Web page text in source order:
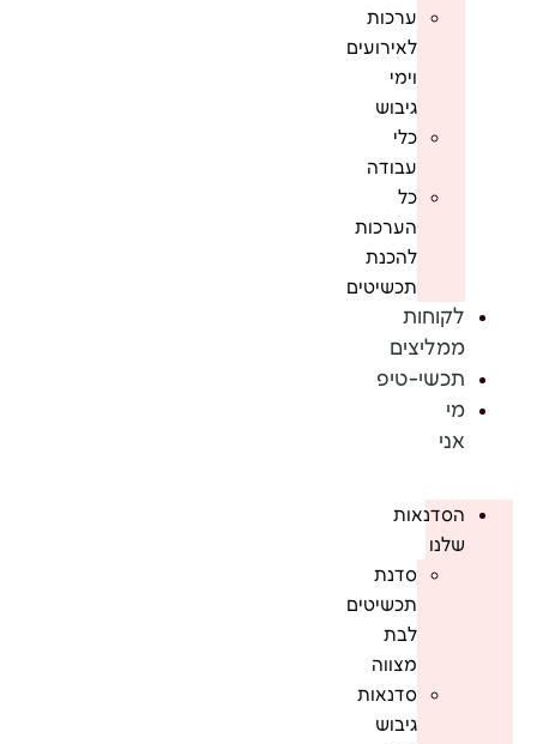
ערכות
לאירועים
וימי
גיבוש
כלי
עבודה
כל
הערכות
להכנת
תכשיטים
לקוחות
ממליצים
תכשי-טיפ
מי
אני
הסדנאות
שלנו
סדנת
תכשיטים
לבת
מצווה
סדנאות
גיבוש